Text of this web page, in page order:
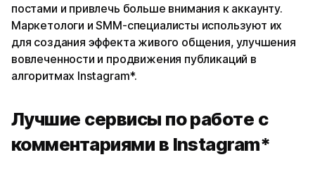
постами и привлечь больше внимания к аккаунту.
Маркетологи и SMM-специалисты используют их
для создания эффекта живого общения, улучшения
вовлеченности и продвижения публикаций в
алгоритмах Instagram*.
Лучшие сервисы по работе с
комментариями в Instagram*